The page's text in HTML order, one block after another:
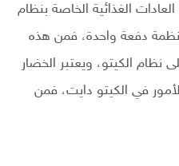
الغذائية الخاصة بنظام
دفعة واحدة، فمن هذه
نظام الكيتو، ويعتبر الخضار
في الكيتو دايت، فمن